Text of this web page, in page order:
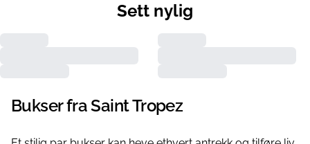
Sett nylig
Bukser fra Saint Tropez